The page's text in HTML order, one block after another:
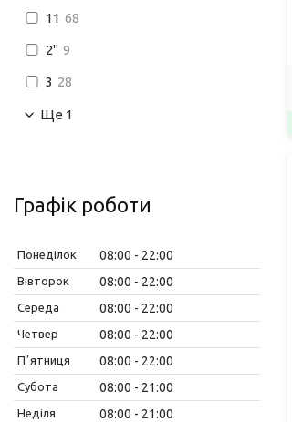
11 68
2" 9
3 28
Ще 1
Графік роботи
Понеділок 08:00 22:00
Вівторок 08:00 22:00
Середа 08:00 22:00
Четвер 08:00 22:00
Пʼятниця 08:00 22:00
Субота 08:00 21:00
Неділя 08:00 21:00